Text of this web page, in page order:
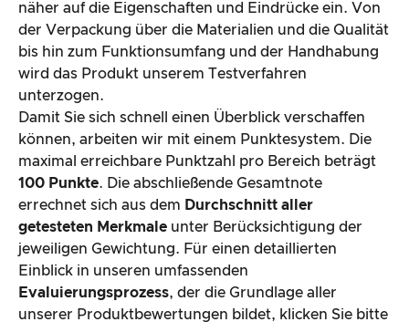
näher auf die Eigenschaften und Eindrücke ein. Von
der Verpackung über die Materialien und die Qualität
bis hin zum Funktionsumfang und der Handhabung
wird das Produkt unserem Testverfahren
unterzogen.
Damit Sie sich schnell einen Überblick verschaffen
können, arbeiten wir mit einem Punktesystem. Die
maximal erreichbare Punktzahl pro Bereich beträgt
100 Punkte. Die abschließende Gesamtnote
errechnet sich aus dem Durchschnitt aller
getesteten Merkmale unter Berücksichtigung der
jeweiligen Gewichtung. Für einen detaillierten
Einblick in unseren umfassenden
Evaluierungsprozess, der die Grundlage aller
unserer Produktbewertungen bildet, klicken Sie bitte